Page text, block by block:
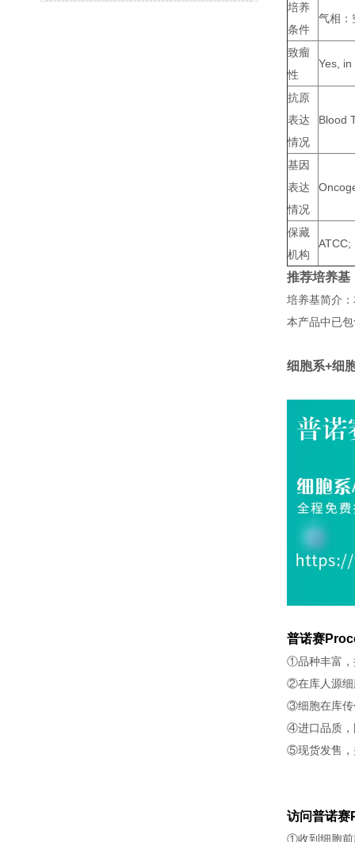
培养
条件
气相：
致瘤
性
Yes,
抗原
表达
情况
Blood
基因
表达
情况
保藏
机构
ATCC;
推荐培养基
培养基简介
本产品中已
细胞系+细
普诺赛
①品种丰富，
②在库人源细
③细胞在库传
④进口品质，
⑤现货发售，
访问普诺赛
①收到细胞前